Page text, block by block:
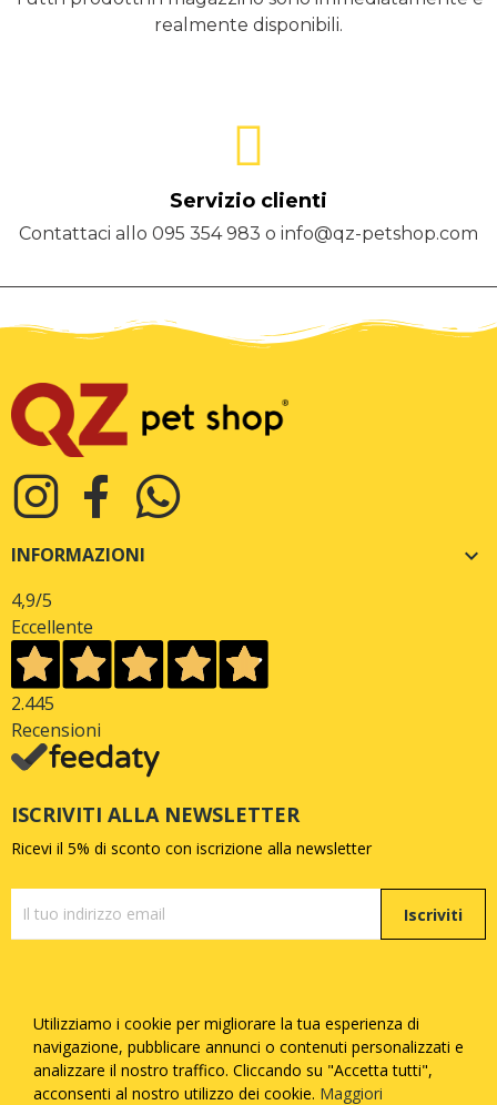
realmente disponibili.
Servizio clienti
Contattaci allo 095 354 983 o info@qz-petshop.com
INFORMAZIONI 
4,9/5
Eccellente
2.445
Recensioni
ISCRIVITI ALLA NEWSLETTER
Ricevi il 5% di sconto con iscrizione alla newsletter
Iscriviti
Copyright © Quattrozampe S.R.L. - P.iva05377730873
Tutti i diritti riservati - Made with byFebosoft
Informatica
Utilizziamo i cookie per migliorare la tua esperienza di
navigazione, pubblicare annunci o contenuti personalizzati e
analizzare il nostro traffico. Cliccando su "Accetta tutti",
acconsenti al nostro utilizzo dei cookie. Maggiori